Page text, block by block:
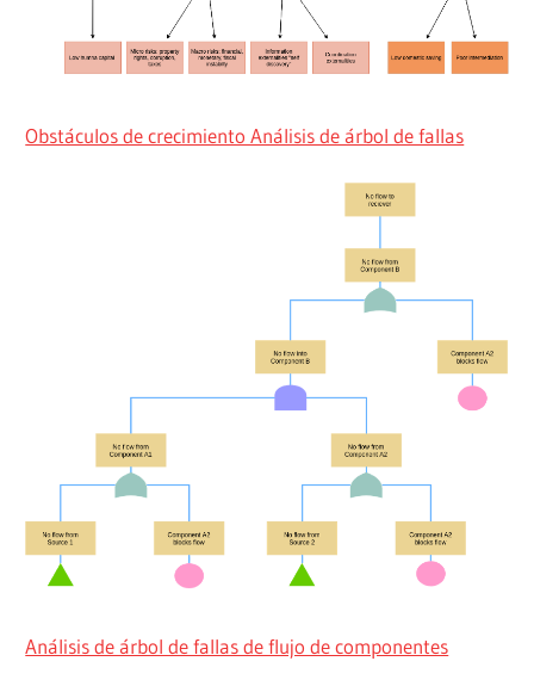
Obstáculos de crecimiento Análisis de árbol de fallas
Análisis de árbol de fallas de flujo de componentes